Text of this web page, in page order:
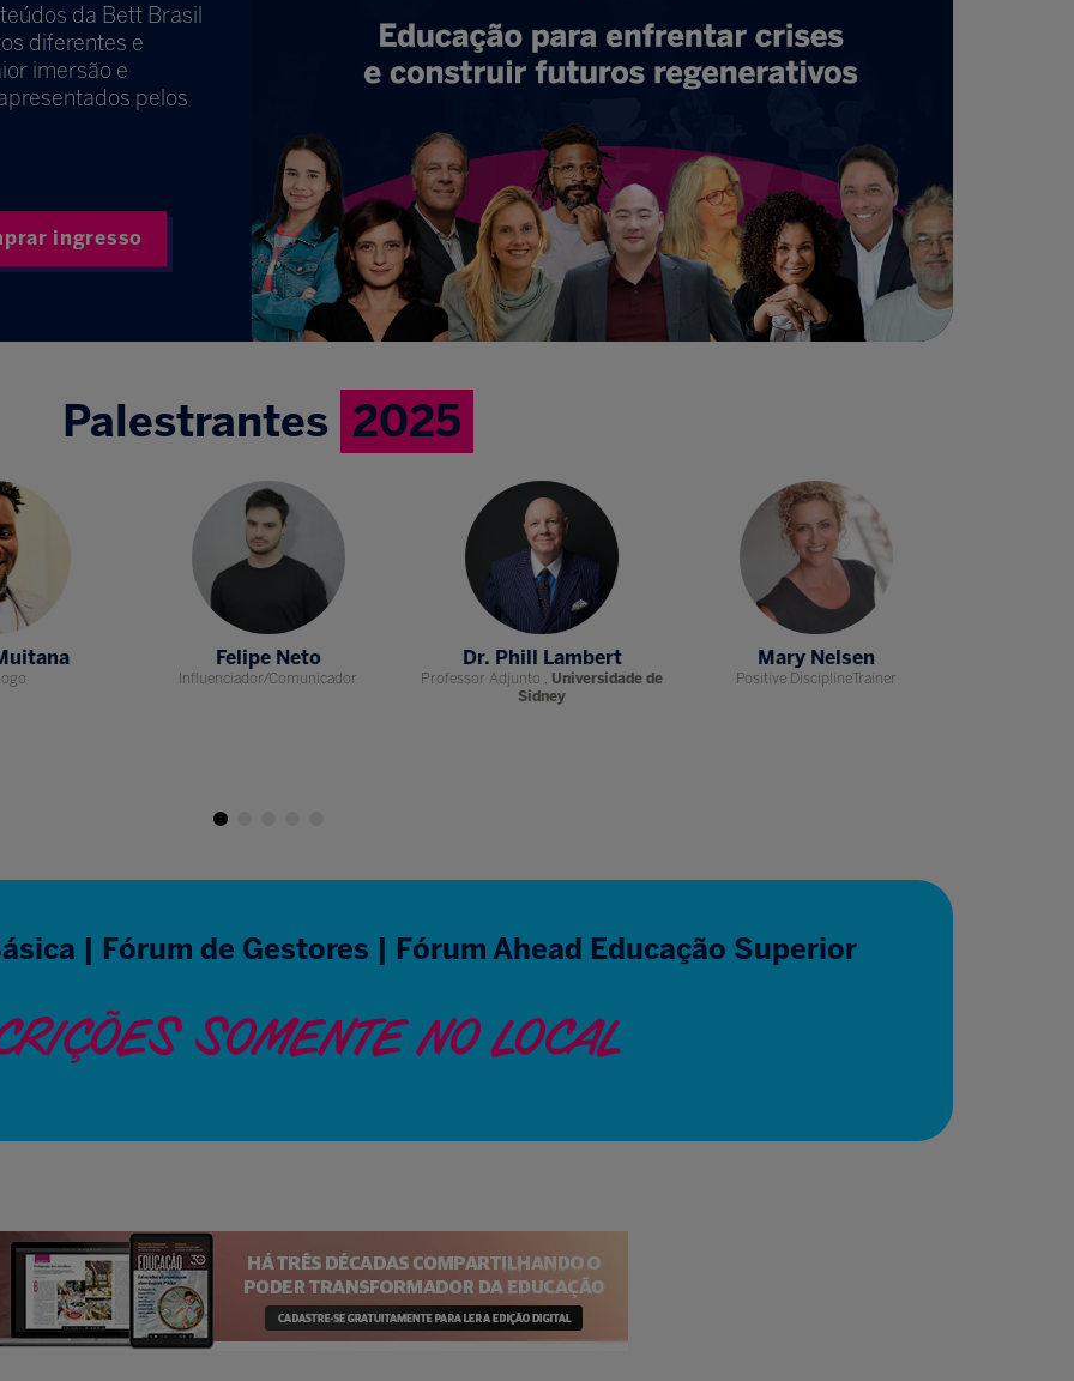
da Bett Brasil
diferentes e
imersão e
pelos
ingresso
Palestrantes 2025
Felipe Neto
Influenciador/Comunicador
Dr. Phill Lambert
Professor Adjunto , Universidade de
Sidney
Mary Nelsen
Positive DisciplineTrainer
| Fórum de Gestores | Fórum Ahead Educação Superior
SOMENTE NO LOCAL